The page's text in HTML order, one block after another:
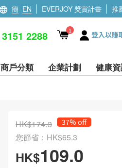
簡 EN EVERJOY 獎賞計畫 推
3151 2288 1 登入以賺
商戶分類 企業計劃 健康
HK$174.3 37% off
您節省：HK$65.3
HK$109.0